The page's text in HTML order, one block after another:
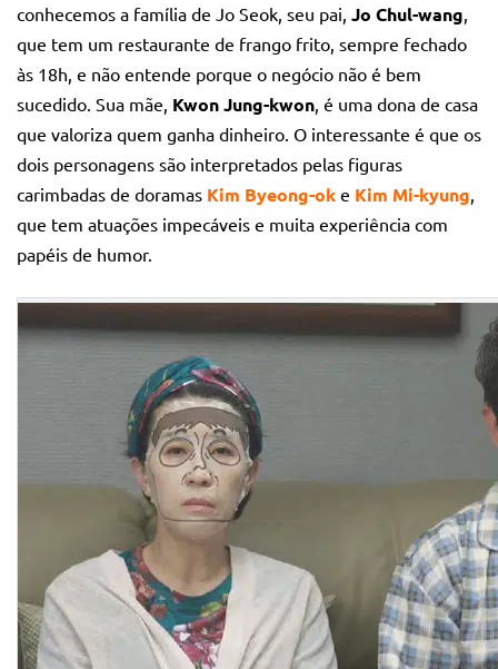
conhecemos a família de Jo Seok, seu pai, Jo Chul-wang
que tem um restaurante de frango frito, sempre fechado
às 18h, e não entende porque o negócio não é bem
sucedido. Sua mãe, Kwon Jung-kwon , é uma dona de casa
que valoriza quem ganha dinheiro. O interessante é que os
dois personagens são interpretados pelas figuras
carimbadas de doramas Kim Byeong-ok e Kim Mi-kyung
que tem atuações impecáveis e muita experiência com
papéis de humor.